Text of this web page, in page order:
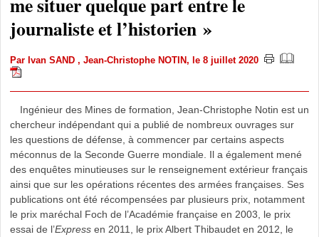
journaliste et l’historien »
Par Ivan SAND , Jean-Christophe NOTIN, le 8 juillet 2020
Ingénieur des Mines de formation, Jean-Christophe Notin est un
chercheur indépendant qui a publié de nombreux ouvrages sur
les questions de défense, à commencer par certains aspects
méconnus de la Seconde Guerre mondiale. Il a également mené
des enquêtes minutieuses sur le renseignement extérieur français
ainsi que sur les opérations récentes des armées françaises. Ses
publications ont été récompensées par plusieurs prix, notamment
le prix maréchal Foch de l’Académie française en 2003, le prix
essai de l’Expressen 2011, le prix Albert Thibaudet en 2012, le